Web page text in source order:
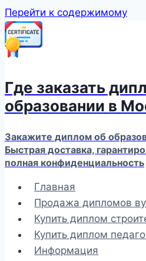
Перейти к содержимому
Где заказать
образовании в
Закажите диплом об
Быстрая доставка,
полная конфиденциальность
Главная
Продажа дипломов
Купить диплом
Купить диплом
Информация